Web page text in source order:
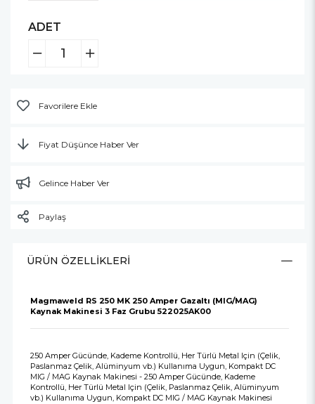
ADET
Favorilere Ekle
Fiyat Düşünce Haber Ver
Gelince Haber Ver
Paylaş
ÜRÜN ÖZELLIKLERI
Magmaweld RS 250 MK 250 Amper Gazaltı (MIG/MAG)
Kaynak Makinesi 3 Faz Grubu 522025AK00
250 Amper Gücünde, Kademe Kontrollü, Her Türlü Metal Için (Çelik,
Paslanmaz Çelik, Alüminyum vb.) Kullanıma Uygun, Kompakt DC
MIG / MAG Kaynak Makinesi - 250 Amper Gücünde, Kademe
Kontrollü, Her Türlü Metal Için (Çelik, Paslanmaz Çelik, Alüminyum
vb.) Kullanıma Uygun, Kompakt DC MIG / MAG Kaynak Makinesi